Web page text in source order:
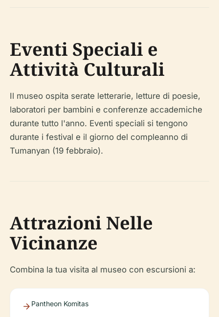
Eventi Speciali e
Attività Culturali
Il museo ospita serate letterarie, letture di poesie,
laboratori per bambini e conferenze accademiche
durante tutto l'anno. Eventi speciali si tengono
durante i festival e il giorno del compleanno di
Tumanyan (19 febbraio).
Attrazioni Nelle
Vicinanze
Combina la tua visita al museo con escursioni a:
Pantheon Komitas